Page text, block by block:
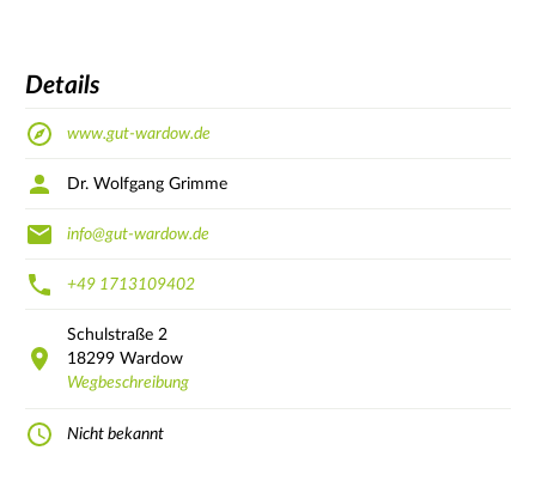
Details
www.gut-wardow.de
Dr. Wolfgang Grimme
info@gut-wardow.de
+49 1713109402
Schulstraße 2
18299 Wardow
Wegbeschreibung
Nicht bekannt